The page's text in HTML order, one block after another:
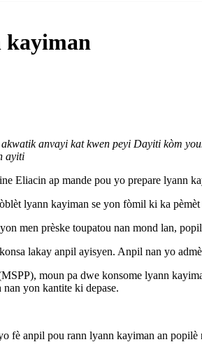
kayiman
anvayi kat kwen peyi Dayiti kòm
ayiti
Eliacin ap mande pou yo prepare lyann
lyann kayiman se yon fòmil ki ka
men prèske toupatou nan mond lan,
lakay anpil ayisyen. Anpil nan yo
moun pa dwe konsome lyann
yon kantite ki depase.
anpil pou rann lyann kayiman an